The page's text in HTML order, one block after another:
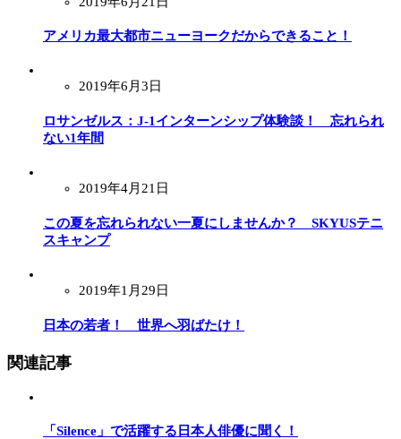
アメリカ最大都市ニューヨークだからできること！
2019年6月3日
ロサンゼルス：J-1インターンシップ体験談！ 忘れられ
ない1年間
2019年4月21日
この夏を忘れられない一夏にしませんか？ SKYUSテニ
スキャンプ
2019年1月29日
日本の若者！ 世界へ羽ばたけ！
関連記事
「Silence」で活躍する日本人俳優に聞く！